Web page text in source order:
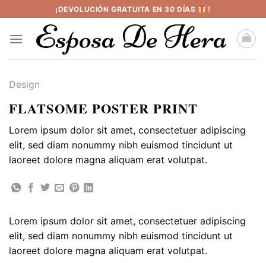
al
contenido
¡DEVOLUCIÓN GRATUITA EN 30 DÍAS !
Design
FLATSOME POSTER PRINT
Lorem ipsum dolor sit amet, consectetuer adipiscing
elit, sed diam nonummy nibh euismod tincidunt ut
laoreet dolore magna aliquam erat volutpat.
Lorem ipsum dolor sit amet, consectetuer adipiscing
elit, sed diam nonummy nibh euismod tincidunt ut
laoreet dolore magna aliquam erat volutpat.